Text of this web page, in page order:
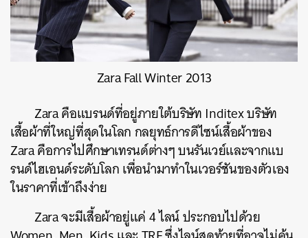
Zara Fall Winter 2013
Zara คือแบรนด์ที่อยู่ภายใต้บริษัท Inditex บริษัท
เสื้อผ้าที่ใหญ่ที่สุดในโลก กลยุทธ์การดีไซน์เสื้อผ้าของ
Zara คือการไปศึกษาเทรนด์ต่างๆ บนรันเวย์และจากแบ
รนด์ไฮเอนด์ระดับโลก เพื่อนำมาทำในเวอร์ชันของตัวเอง
ในราคาที่เข้าถึงง่าย
Zara จะมีเสื้อผ้าอยู่แค่ 4 ไลน์ ประกอบไปด้วย